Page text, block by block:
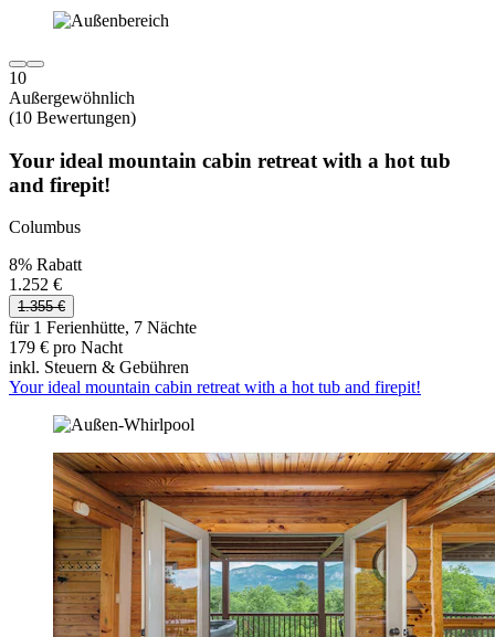
10
Außergewöhnlich
(10 Bewertungen)
Your ideal mountain cabin retreat with a hot tub
and firepit!
Columbus
8% Rabatt
1.252 €
1.355 €
für 1 Ferienhütte, 7 Nächte
179 € pro Nacht
inkl. Steuern & Gebühren
Your ideal mountain cabin retreat with a hot tub and firepit!